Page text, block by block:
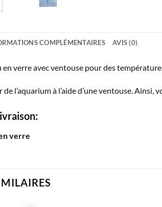
COMPLÉMENTAIRES AVIS (0)
verre avec ventouse pour des
de l’aquarium à l’aide d’une ventouse.
verre